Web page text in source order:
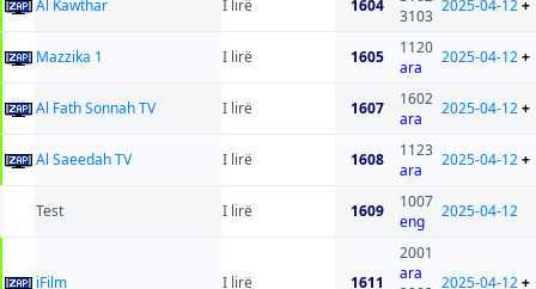
Al Kawthar I lirë 1604
3103
2025-04-12+
Mazzika 1 I lirë 1605
1120
ara
2025-04-12+
Al Fath Sonnah TV I lirë 1607
1602
ara
2025-04-12+
Al Saeedah TV I lirë 1608
1123
ara
2025-04-12+
Test I lirë 1609
1007
eng
2025-04-12
iFilm I lirë 1611
2001
ara
2025-04-12+